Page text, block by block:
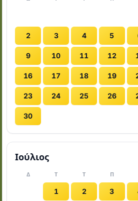
2 3 4 5
9 10 11 12
16 17 18 19
23 24 25 26
30
Ιούλιος
Δ Τ Τ Π
1 2 3